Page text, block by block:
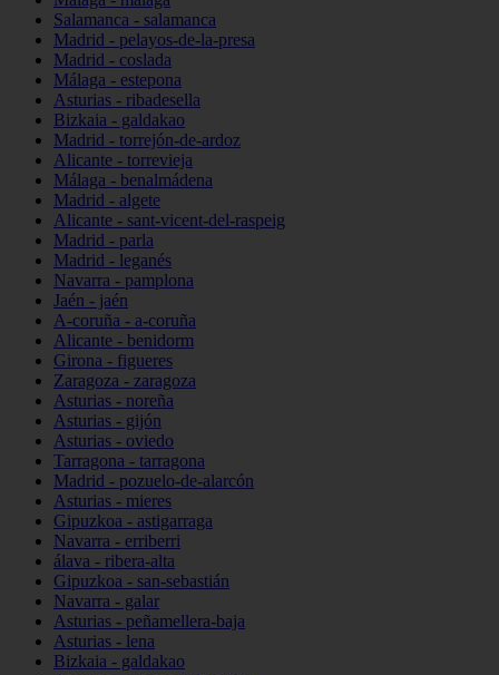
Salamanca - salamanca
Madrid - pelayos-de-la-presa
Madrid - coslada
Málaga - estepona
Asturias - ribadesella
Bizkaia - galdakao
Madrid - torrejón-de-ardoz
Alicante - torrevieja
Málaga - benalmádena
Madrid - algete
Alicante - sant-vicent-del-raspeig
Madrid - parla
Madrid - leganés
Navarra - pamplona
Jaén - jaén
A-coruña - a-coruña
Alicante - benidorm
Girona - figueres
Zaragoza - zaragoza
Asturias - noreña
Asturias - gijón
Asturias - oviedo
Tarragona - tarragona
Madrid - pozuelo-de-alarcón
Asturias - mieres
Gipuzkoa - astigarraga
Navarra - erriberri
álava - ribera-alta
Gipuzkoa - san-sebastián
Navarra - galar
Asturias - peñamellera-baja
Asturias - lena
Bizkaia - galdakao